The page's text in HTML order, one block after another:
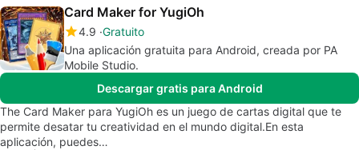
Card Maker for YugiOh
4.9 Gratuito
Una aplicación gratuita para Android, creada por PA
Mobile Studio.
Descargar gratis para Android
The Card Maker para YugiOh es un juego de cartas digital que te
permite desatar tu creatividad en el mundo digital.En esta
aplicación, puedes…